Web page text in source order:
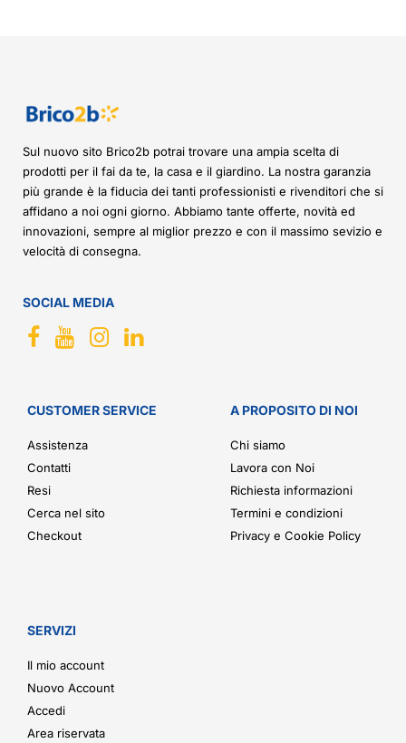
Sul nuovo sito Brico2b potrai trovare una ampia scelta di
prodotti per il fai da te, la casa e il giardino. La nostra garanzia
più grande è la fiducia dei tanti professionisti e rivenditori che si
affidano a noi ogni giorno. Abbiamo tante offerte, novità ed
innovazioni, sempre al miglior prezzo e con il massimo sevizio e
velocità di consegna.
SOCIAL MEDIA
CUSTOMER SERVICE
Assistenza
Contatti
Resi
Cerca nel sito
Checkout
A PROPOSITO DI NOI
Chi siamo
Lavora con Noi
Richiesta informazioni
Termini e condizioni
Privacy e Cookie Policy
SERVIZI
Il mio account
Nuovo Account
Accedi
Area riservata